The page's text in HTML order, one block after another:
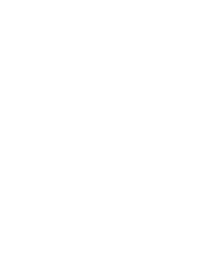
formou bufetu).
a slunečníky za poplatek.